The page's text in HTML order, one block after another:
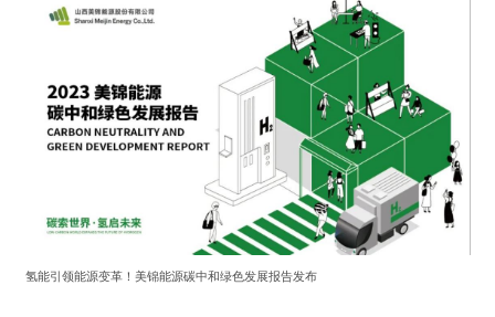
氢能引领能源变革！美锦能源碳中和绿色发展报告发布